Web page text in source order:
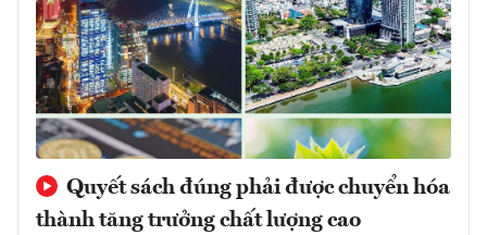
Quyết sách đúng phải được chuyển hóa
thành tăng trưởng chất lượng cao